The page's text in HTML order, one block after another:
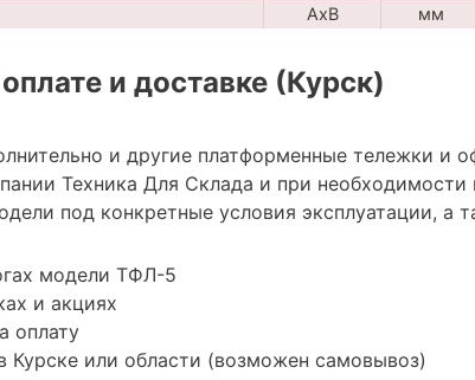
AxB мм
и доставке (Курск)
и другие платформенные тележки и
Техника Для Склада и при
под конкретные условия эксплуатации, а
модели ТФЛ-5
и акциях
оплату
Курске или области (возможен самовывоз)